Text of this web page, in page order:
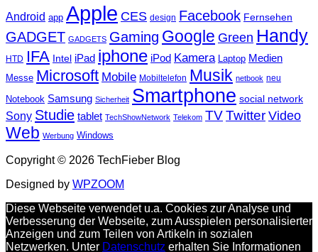
Android app Apple CES design Facebook Fernsehen
GADGET GADGETS Gaming Google Green Handy
HTD IFA Intel iPad iphone iPod Kamera Laptop Medien
Messe Microsoft Mobile Mobiltelefon Musik netbook neu
Notebook Samsung Sicherheit Smartphone social network
Sony Studie tablet TechShowNetwork Telekom TVTwitter Video
Web Werbung Windows
Copyright © 2026 TechFieber Blog
Designed by WPZOOM
Diese Webseite verwendet u.a. Cookies zur Analyse und
Verbesserung der Webseite, zum Ausspielen personalisierter
Anzeigen und zum Teilen von Artikeln in sozialen
Netzwerken. Unter Datenschutz erhalten Sie Informationen